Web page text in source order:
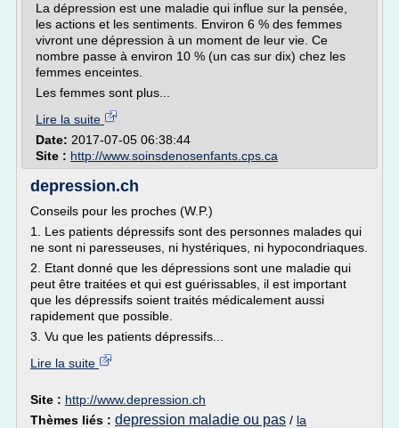
La dépression est une maladie qui influe sur la pensée,
les actions et les sentiments. Environ 6 % des femmes
vivront une dépression à un moment de leur vie. Ce
nombre passe à environ 10 % (un cas sur dix) chez les
femmes enceintes.
Les femmes sont plus...
Lire la suite
Date: 2017-07-05 06:38:44
Site : http://www.soinsdenosenfants.cps.ca
depression.ch
Conseils pour les proches (W.P.)
1. Les patients dépressifs sont des personnes malades qui
ne sont ni paresseuses, ni hystériques, ni hypocondriaques.
2. Etant donné que les dépressions sont une maladie qui
peut être traitées et qui est guérissables, il est important
que les dépressifs soient traités médicalement aussi
rapidement que possible.
3. Vu que les patients dépressifs...
Lire la suite
Site : http://www.depression.ch
Thèmes liés : depression maladie ou pas / la